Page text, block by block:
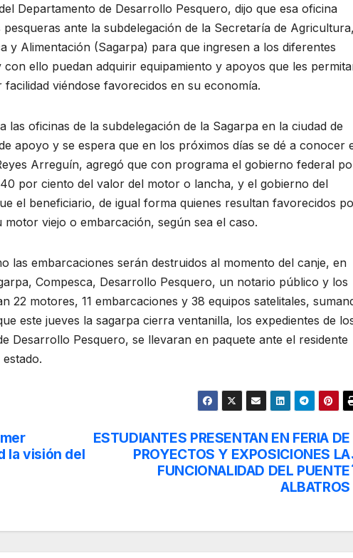
Departamento de Desarrollo Pesquero, dijo que esa oficina
ante la subdelegación de la Secretaría de
y Alimentación (Sagarpa) para que ingresen a los diferentes
ello puedan adquirir equipamiento y apoyos que les
viéndose favorecidos en su economía.
las oficinas de la subdelegación de la Sagarpa en la ciudad de
apoyo y se espera que en los próximos días se dé a conocer
Arreguín, agregó que con programa el gobierno federal
por ciento del valor del motor o lancha, y el gobierno del
el beneficiario, de igual forma quienes resultan favorecidos
viejo o embarcación, según sea el caso.
las embarcaciones serán destruidos al momento del canje, en
Compesca, Desarrollo Pesquero, un notario público y los
22 motores, 11 embarcaciones y 38 equipos satelitales,
este jueves la sagarpa cierra ventanilla, los expedientes de
Desarrollo Pesquero, se llevaran en paquete ante el residente
ESTUDIANTES PRESENTAN EN FERIA DE
PROYECTOS Y EXPOSICIONES LA
FUNCIONALIDAD DEL PUENTE
ALBATROS
la visión del